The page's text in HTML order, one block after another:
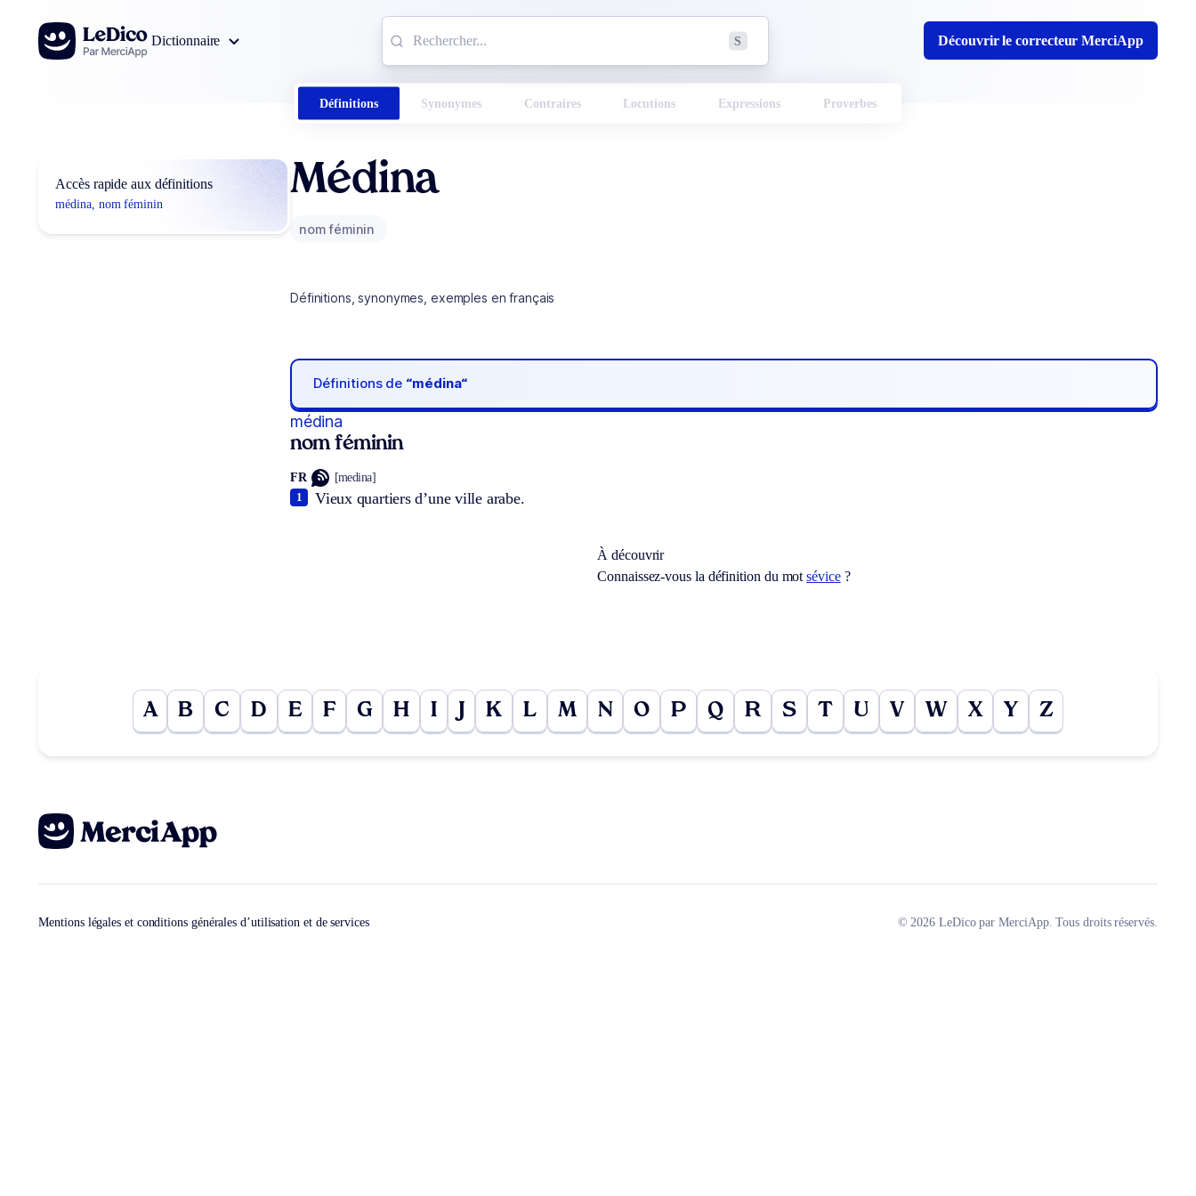
Aller au contenu
Dictionnaire
S Découvrir le correcteur MerciApp
Définitions Synonymes Contraires Locutions Expressions Proverbes
Accès rapide aux définitions
médina, nom féminin
Médina
nom féminin
Définitions, synonymes, exemples en français
Définitions de “médina“
médina
nom féminin
FR [medina]
Vieux quartiers d’une ville arabe.
1
À découvrir
Connaissez-vous la définition du motsévice?
A B C D E F G H I K L M N O P Q R S T U V W X Y Z
Mentions légales et conditions générales d’utilisation et de services © 2026 LeDico par MerciApp. Tous droits réservés.